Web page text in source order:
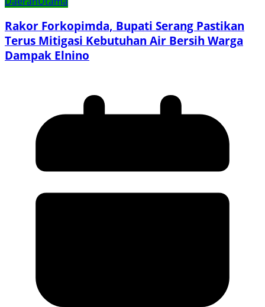
Rakor Forkopimda, Bupati Serang Pastikan
Terus Mitigasi Kebutuhan Air Bersih Warga
Dampak Elnino